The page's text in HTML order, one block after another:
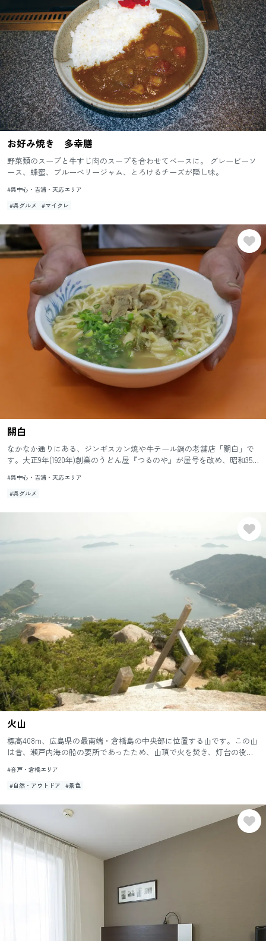
お好み焼き 多幸膳
野菜類のスープと牛すじ肉のスープを合わせてベースに。 グレービーソ
ース、蜂蜜、ブルーベリージャム、とろけるチーズが隠し味。
#呉中心・吉浦・天応エリア
#呉グルメ
#マイクレ
關白
なかなか通りにある、ジンギスカン焼や牛テール鍋の老舗店「關白」で
す。大正9年(1920年)創業のうどん屋『つるのや』が屋号を改め、昭和35
#呉中心・吉浦・天応エリア
#呉グルメ
火山
標高408m、広島県の最南端・倉橋島の中央部に位置する山です。この山
は昔、瀬戸内海の船の要所であったため、山頂で火を焚き、灯台の役目
#音戸・倉橋エリア
#自然・アウトドア #景色